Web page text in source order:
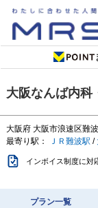
大阪なんば内科
大阪府 大阪市浪速区難
最寄り駅：
ＪＲ難波駅 /
インボイス制度に対
プラン一覧